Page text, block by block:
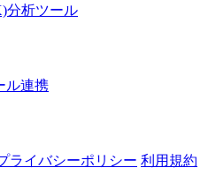
分析ツール
ル連携
ライバシーポリシー 利用規約